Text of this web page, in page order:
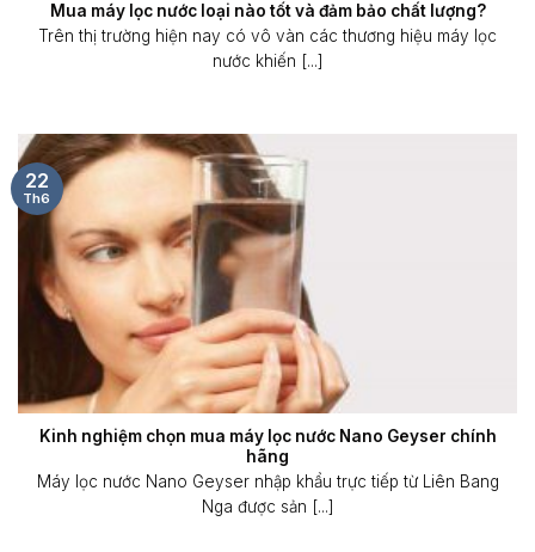
Mua máy lọc nước loại nào tốt và đảm bảo chất lượng?
Trên thị trường hiện nay có vô vàn các thương hiệu máy lọc
nước khiến [...]
Kinh nghiệm chọn mua máy lọc nước Nano Geyser chính
hãng
Máy lọc nước Nano Geyser nhập khẩu trực tiếp từ Liên Bang
Nga được sản [...]
22
Th6